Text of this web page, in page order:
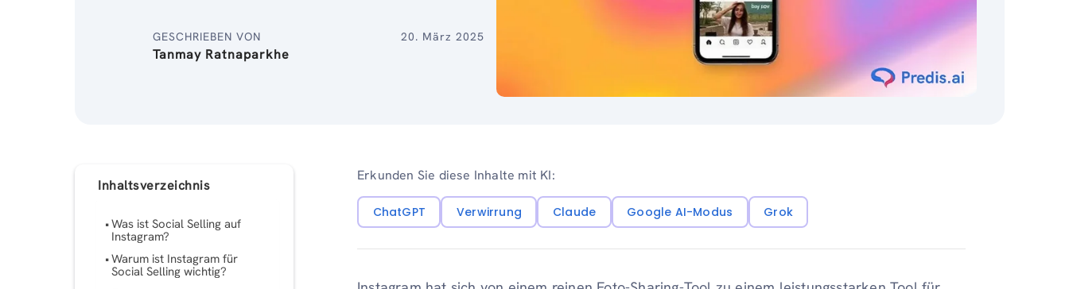
GESCHRIEBEN VON
Tanmay Ratnaparkhe
20. März 2025
Inhaltsverzeichnis
Was ist Social Selling auf
Instagram?
Warum ist Instagram für
Social Selling wichtig?
Erkunden Sie diese Inhalte mit KI:
ChatGPT Verwirrung Claude Google AI-Modus Grok